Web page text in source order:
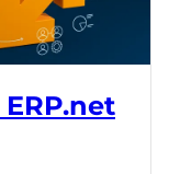
ERP.net